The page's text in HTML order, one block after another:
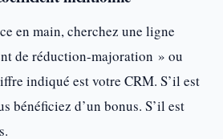
en main, cherchez une ligne
de réduction-majoration » ou
indiqué est votre CRM. S’il est
bénéficiez d’un bonus. S’il est